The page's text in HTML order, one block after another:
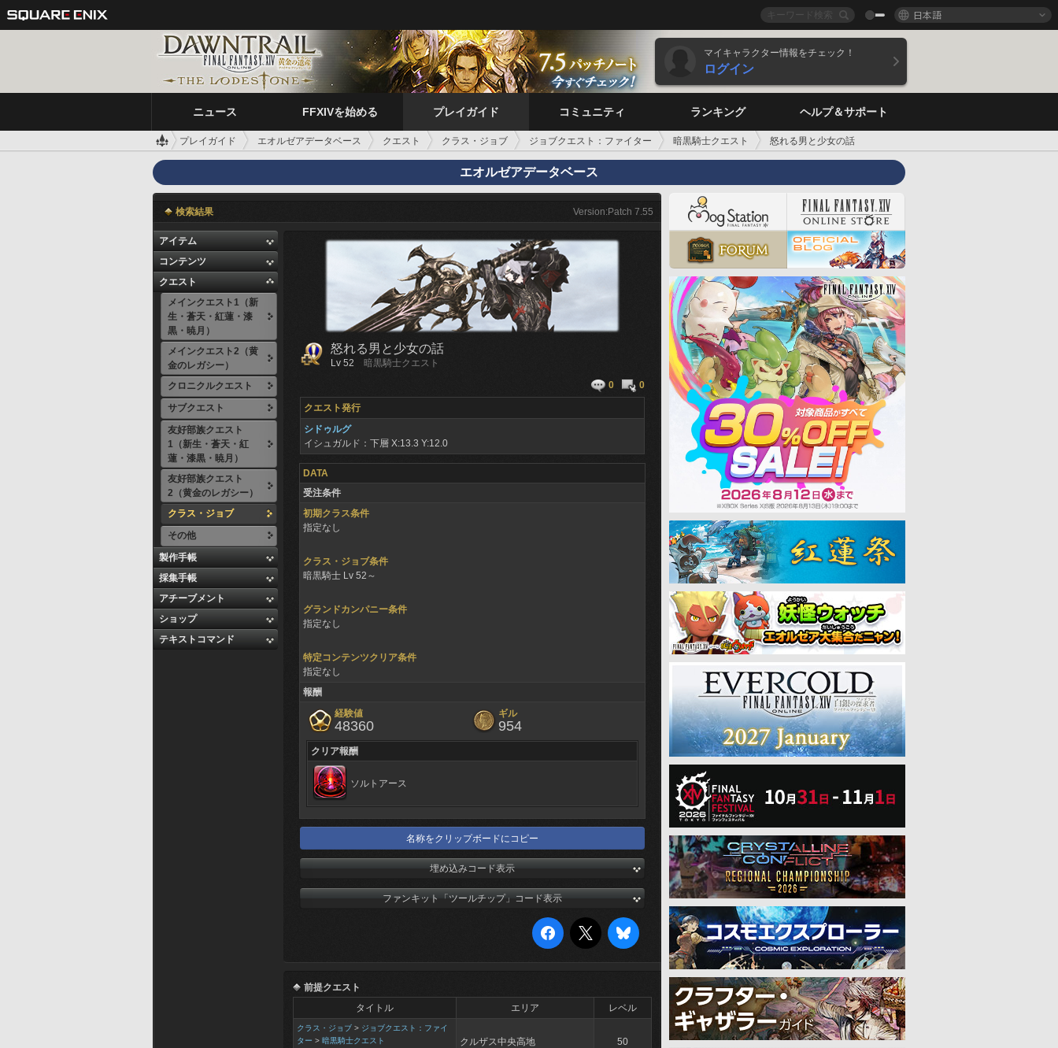
日本語
マイキャラクター情報をチェック！
ログイン
ニュース FFXIVを始める プレイガイド コミュニティ ランキング ヘルプ＆サポート
プレイガイド エオルゼアデータベース クエスト クラス・ジョブ ジョブクエスト：ファイター 暗黒騎士クエスト 怒れる男と少女の話
エオルゼアデータベース
検索結果 Version:Patch 7.55
アイテム
コンテンツ
クエスト
メインクエスト1（新
生・蒼天・紅蓮・漆
黒・暁月）
メインクエスト2（黄
金のレガシー）
クロニクルクエスト
サブクエスト
友好部族クエスト
1（新生・蒼天・紅
蓮・漆黒・暁月）
友好部族クエスト
2（黄金のレガシー）
クラス・ジョブ
その他
製作手帳
採集手帳
アチーブメント
ショップ
テキストコマンド
怒れる男と少女の話
Lv 52
暗黒騎士クエスト
0
0
クエスト発行
シドゥルグ
イシュガルド：下層 X:13.3 Y:12.0
DATA
受注条件
初期クラス条件
指定なし
クラス・ジョブ条件
暗黒騎士 Lv 52～
グランドカンパニー条件
指定なし
特定コンテンツクリア条件
指定なし
報酬
経験値
48360
ギル
954
クリア報酬
ソルトアース
名称をクリップボードにコピー
埋め込みコード表示
ファンキット「ツールチップ」コード表示
前提クエスト
タイトル
エリア レベル
クラス・ジョブ > ジョブクエスト：ファイ
ター > 暗黒騎士クエスト クルザス中央高地 50